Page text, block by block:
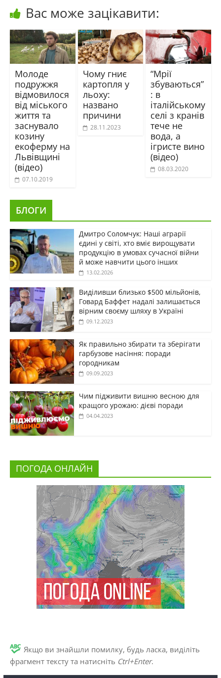
Вас може зацікавити:
Молоде
подружжя
відмовилося
від міського
життя та
заснувало
козину
екоферму на
Львівщині
(відео)
07.10.2019
Чому гниє
картопля у
льоху:
названо
причини
28.11.2023
“Мрії
збуваються”
: в
італійському
селі з кранів
тече не
вода, а
ігристе вино
(відео)
08.03.2020
БЛОГИ
Дмитро Соломчук: Наші аграрії
єдині у світі, хто вміє вирощувати
продукцію в умовах сучасної війни
й може навчити цього інших
13.02.2026
Виділивши близько $500 мільйонів,
Говард Баффет надалі залишається
вірним своєму шляху в Україні
09.12.2023
Як правильно збирати та зберігати
гарбузове насіння: поради
городникам
09.09.2023
Чим підживити вишню весною для
кращого урожаю: дієві поради
04.04.2023
ПОГОДА ОНЛАЙН
Якщо ви знайшли помилку, будь ласка, виділіть
фрагмент тексту та натисніть Ctrl+Enter.